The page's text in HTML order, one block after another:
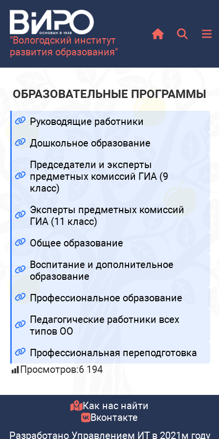
"Вологодский институт
развития образования"
ОБРАЗОВАТЕЛЬНЫЕ ПРОГРАММЫ
Руководящие работники
Дошкольное образование
Председатели и эксперты
предметных комиссий ГИА (9
класс)
Эксперты предметных комиссий
ГИА (11 класс)
Общее образование
Воспитание и дополнительное
образование
Профессиональное образование
Педагогические работники всех
типов ОО
Профессиональная переподготовка
Просмотров:6 194
Как нас найти
Вконтакте
Разработано Управлением ИТ в 2021м году